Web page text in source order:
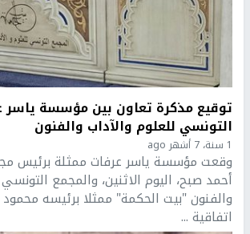
توقيع مذكرة تعاون بين مؤسسة ياسر
التونسي للعلوم والآداب والفنون
1 سنة، 7 أشهر ago
وقعت مؤسسة ياسر عرفات ممثلة برئيس
أحمد صبح، اليوم الاثنين، والمجمع
والفنون "بيت الحكمة" ممثلا برئيسه
اتفاقية ...